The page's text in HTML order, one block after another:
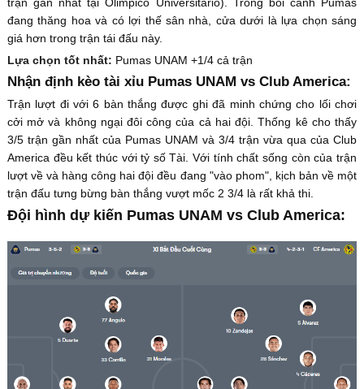
đang thăng hoa và có lợi thế sân nhà, cửa dưới là lựa chọn sáng
giá hơn trong trận tái đấu này.
Lựa chọn tốt nhất: Pumas UNAM +1/4 cả trận
Nhận định kèo tài xỉu Pumas UNAM vs Club America:
Trận lượt đi với 6 bàn thắng được ghi đã minh chứng cho lối chơi
cởi mở và không ngại đôi công của cả hai đội. Thống kê cho thấy
3/5 trận gần nhất của Pumas UNAM và 3/4 trận vừa qua của Club
America đều kết thúc với tỷ số Tài. Với tính chất sống còn của trận
lượt về và hàng công hai đội đều đang "vào phom", kịch bản về một
trận đấu tưng bừng bàn thắng vượt mốc 2 3/4 là rất khả thi.
Đội hình dự kiến Pumas UNAM vs Club America: